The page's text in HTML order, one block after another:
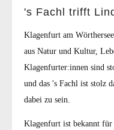
's Fachl trifft
Klagenfurt am
aus Natur und Kultur,
Klagenfurter:innen sind
und das 's Fachl ist stolz
dabei zu sein.
Klagenfurt ist bekannt für